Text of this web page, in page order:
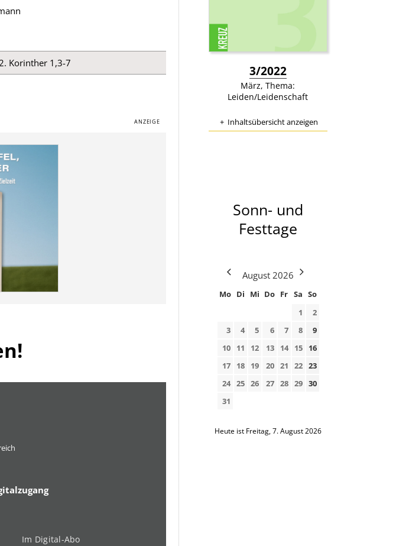
Korinther 1,3-7
Im Digital-Abo
3/2022:
März, Thema:
Leiden/Leidenschaft
Inhaltsübersicht anzeigen
Sonn- und
Festtage
August 2026
Mo Di Mi Do Fr Sa So
1
2
3
4 5 6 7 8
9
10
11 12 13 14 15
16
17
18 19 20 21 22 23
24 25 26 27 28 29 30
31
Heute ist Freitag, 7. August 2026